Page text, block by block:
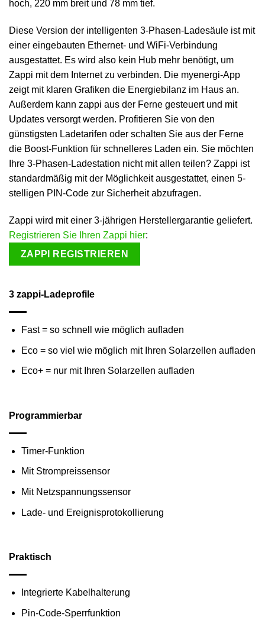
hoch, 220 mm breit und 78 mm tief.
Diese Version der intelligenten 3-Phasen-Ladesäule ist mit
einer eingebauten Ethernet- und WiFi-Verbindung
ausgestattet. Es wird also kein Hub mehr benötigt, um
Zappi mit dem Internet zu verbinden. Die myenergi-App
zeigt mit klaren Grafiken die Energiebilanz im Haus an.
Außerdem kann zappi aus der Ferne gesteuert und mit
Updates versorgt werden. Profitieren Sie von den
günstigsten Ladetarifen oder schalten Sie aus der Ferne
die Boost-Funktion für schnelleres Laden ein. Sie möchten
Ihre 3-Phasen-Ladestation nicht mit allen teilen? Zappi ist
standardmäßig mit der Möglichkeit ausgestattet, einen 5-
stelligen PIN-Code zur Sicherheit abzufragen.
Zappi wird mit einer 3-jährigen Herstellergarantie geliefert.
Registrieren Sie Ihren Zappi hier:
ZAPPI REGISTRIEREN
3 zappi-Ladeprofile
Fast = so schnell wie möglich aufladen
Eco = so viel wie möglich mit Ihren Solarzellen aufladen
Eco+ = nur mit Ihren Solarzellen aufladen
Programmierbar
Timer-Funktion
Mit Strompreissensor
Mit Netzspannungssensor
Lade- und Ereignisprotokollierung
Praktisch
Integrierte Kabelhalterung
Pin-Code-Sperrfunktion